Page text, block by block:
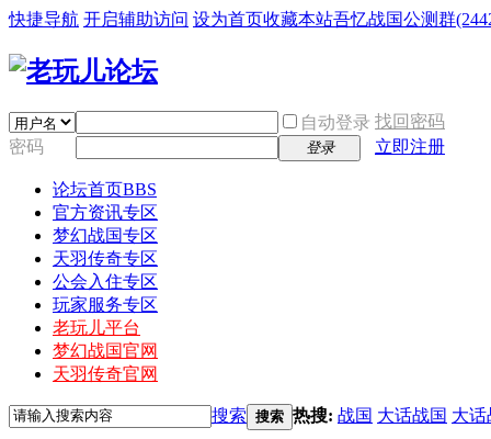
快捷导航 开启辅助访问 设为首页收藏本站吾忆战国公测群
自动登录 找回密码
密码
登录 立即注册
论坛首页BBS
官方资讯专区
梦幻战国专区
天羽传奇专区
公会入住专区
玩家服务专区
老玩儿平台
梦幻战国官网
天羽传奇官网
搜索 搜索 热搜: 战国 大话战国 大话